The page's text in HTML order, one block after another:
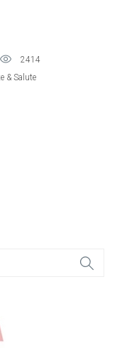
2414
& Salute